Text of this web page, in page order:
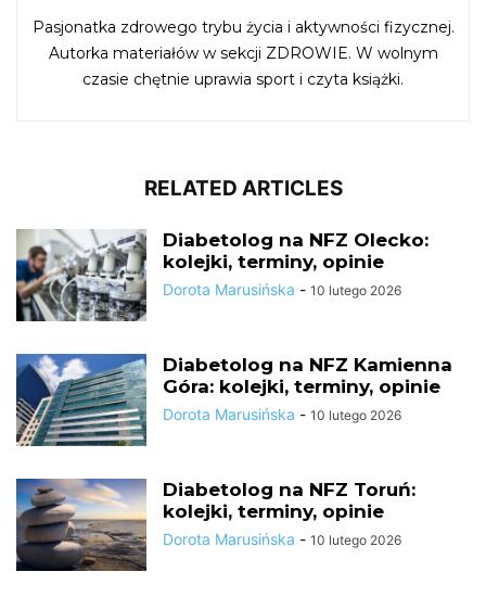
Pasjonatka zdrowego trybu życia i aktywności fizycznej.
Autorka materiałów w sekcji ZDROWIE. W wolnym
czasie chętnie uprawia sport i czyta książki.
RELATED ARTICLES
Diabetolog na NFZ Olecko:
kolejki, terminy, opinie
Dorota Marusińska - 10 lutego 2026
Diabetolog na NFZ Kamienna
Góra: kolejki, terminy, opinie
Dorota Marusińska - 10 lutego 2026
Diabetolog na NFZ Toruń:
kolejki, terminy, opinie
Dorota Marusińska - 10 lutego 2026